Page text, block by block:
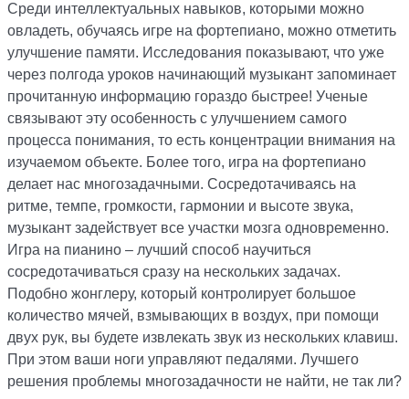
Среди интеллектуальных навыков, которыми можно
овладеть, обучаясь игре на фортепиано, можно отметить
улучшение памяти. Исследования показывают, что уже
через полгода уроков начинающий музыкант запоминает
прочитанную информацию гораздо быстрее! Ученые
связывают эту особенность с улучшением самого
процесса понимания, то есть концентрации внимания на
изучаемом объекте. Более того, игра на фортепиано
делает нас многозадачными. Сосредотачиваясь на
ритме, темпе, громкости, гармонии и высоте звука,
музыкант задействует все участки мозга одновременно.
Игра на пианино – лучший способ научиться
сосредотачиваться сразу на нескольких задачах.
Подобно жонглеру, который контролирует большое
количество мячей, взмывающих в воздух, при помощи
двух рук, вы будете извлекать звук из нескольких клавиш.
При этом ваши ноги управляют педалями. Лучшего
решения проблемы многозадачности не найти, не так ли?